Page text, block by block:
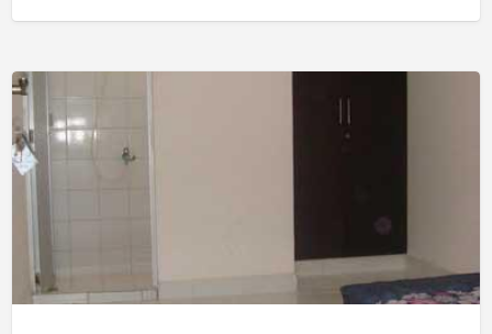
AC
1.4jt
Kost
Pria
Wanita
Suami
Istri